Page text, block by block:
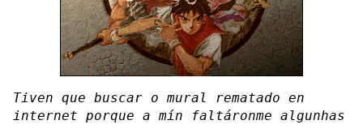
Tiven que buscar o mural rematado en
internet porque a mín faltáronme algunhas